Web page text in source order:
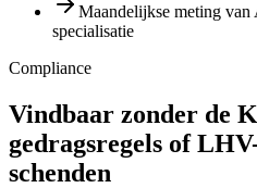
Maandelijkse meting
specialisatie
Compliance
Vindbaar zonder de
gedragsregels of
schenden